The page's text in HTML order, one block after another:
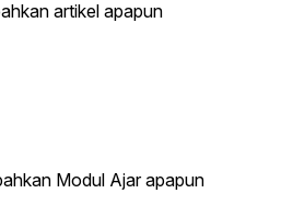
artikel apapun
Modul Ajar apapun